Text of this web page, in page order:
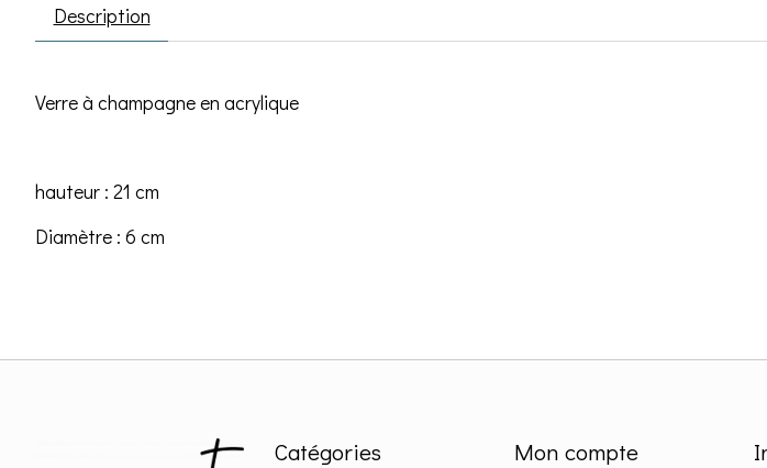
Description
Verre à champagne en acrylique
hauteur : 21 cm
Diamètre : 6 cm
Catégories Mon compte